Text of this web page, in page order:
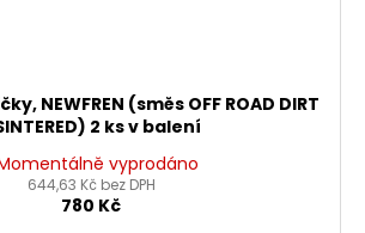
NEWFREN (směs OFF ROAD DIRT
2 ks v balení
vyprodáno
644,63 Kč bez DPH
780 Kč